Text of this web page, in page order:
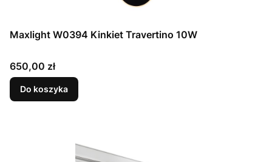
Maxlight W0394 Kinkiet Travertino 10W
Cena
650,00 zł
Do koszyka